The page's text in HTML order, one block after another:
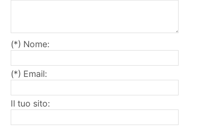
(*) Nome:
(*) Email:
Il tuo sito: